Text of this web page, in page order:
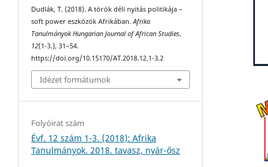
Dudlák, T. (2018). A török déli nyitás politikája –
soft power eszközök Afrikában.Afrika
Tanulmányok Hungarian Journal of African Studies,
12(1-3.), 31–54.
https://doi.org/10.15170/AT.2018.12.1-3.2
Idézet formátumok
Folyóirat szám
Évf. 12 szám 1-3. (2018): Afrika
Tanulmányok. 2018. tavasz, nyár-ősz